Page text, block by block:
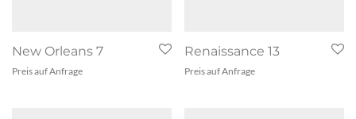
New Orleans 7
Preis auf Anfrage
Renaissance 13
Preis auf Anfrage